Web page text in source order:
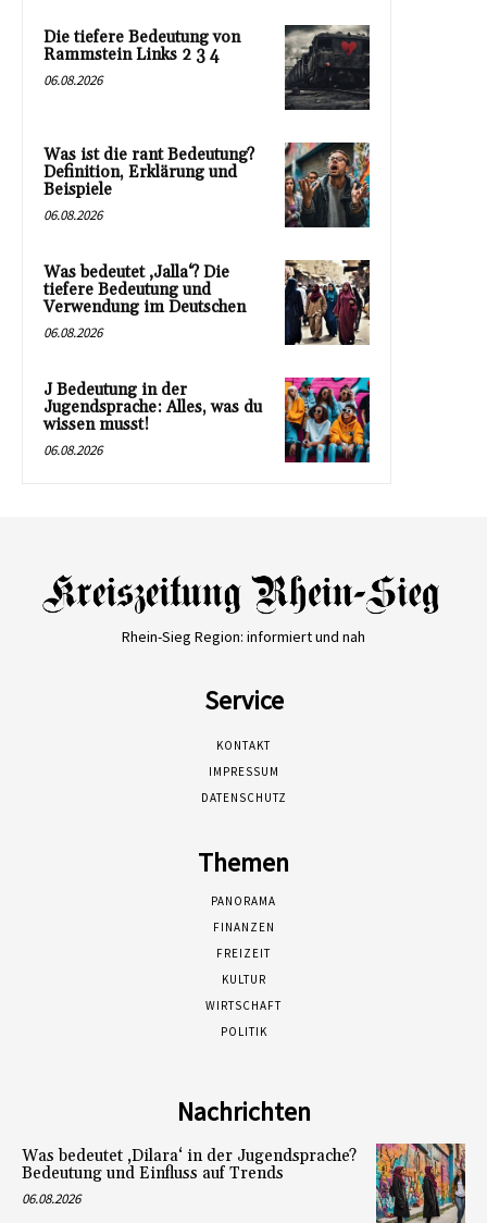
Die tiefere Bedeutung von
Rammstein Links 2 3 4
06.08.2026
Was ist die rant Bedeutung?
Definition, Erklärung und
Beispiele
06.08.2026
Was bedeutet ‚Jalla‘? Die
tiefere Bedeutung und
Verwendung im Deutschen
06.08.2026
J Bedeutung in der
Jugendsprache: Alles, was du
wissen musst!
06.08.2026
Rhein-Sieg Region: informiert und nah
Service
KONTAKT
IMPRESSUM
DATENSCHUTZ
Themen
PANORAMA
FINANZEN
FREIZEIT
KULTUR
WIRTSCHAFT
POLITIK
Nachrichten
Was bedeutet ‚Dilara‘ in der Jugendsprache?
Bedeutung und Einfluss auf Trends
06.08.2026